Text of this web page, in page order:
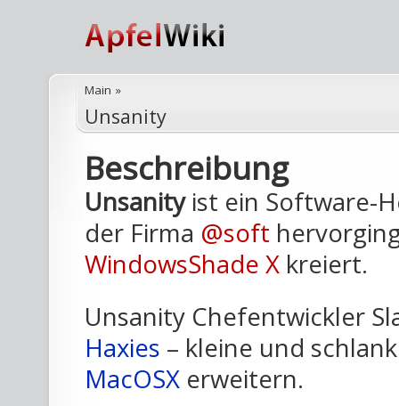
Main »
Unsanity
Beschreibung
Unsanityist ein Software-
der Firma @soft
WindowsShade X kreiert.
Unsanity Chefentwickler
Haxies – kleine und
MacOSX erweitern.